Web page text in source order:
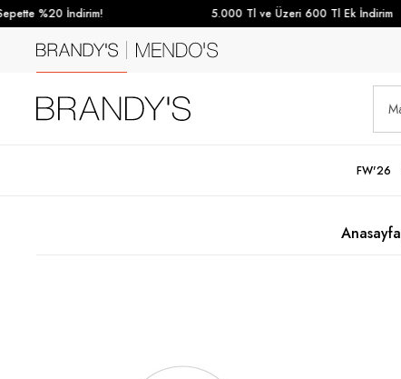
%20 İndirim! 5.000 Tl ve Üzeri 600 Tl Ek İndirim
FW'26
Anasayfa